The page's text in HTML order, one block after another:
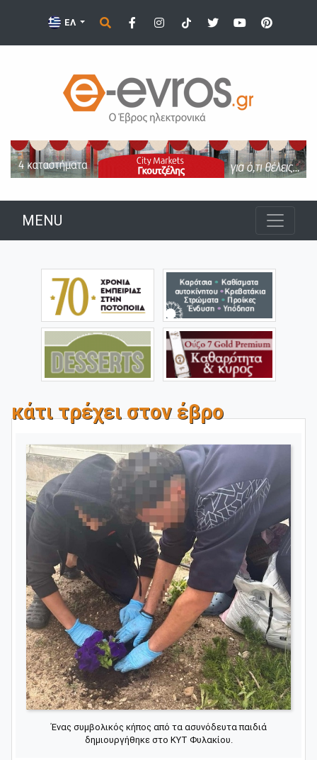
ΕΛ
MENU
κάτι τρέχει στον έβρο
Ένας συμβολικός κήπος από τα ασυνόδευτα παιδιά
δημιουργήθηκε στο ΚΥΤ Φυλακίου.